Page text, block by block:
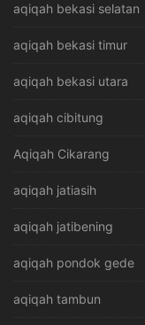
aqiqah bekasi selatan
aqiqah bekasi timur
aqiqah bekasi utara
aqiqah cibitung
Aqiqah Cikarang
aqiqah jatiasih
aqiqah jatibening
aqiqah pondok gede
aqiqah tambun